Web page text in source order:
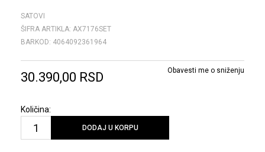
SATOVI
ŠIFRA ARTIKLA: AX7176SET
BARKOD: 4064092361964
30.390,00 RSD Obavesti me o sniženju
Količina:
DODAJ U KORPU